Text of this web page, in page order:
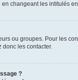
changeant les intitulés
ou groupes. Pour les
donc les contacter.
?